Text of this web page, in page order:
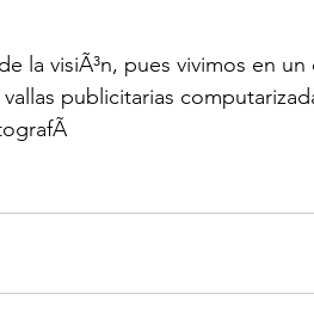
la visiÃ³n, pues vivimos en
publicitarias